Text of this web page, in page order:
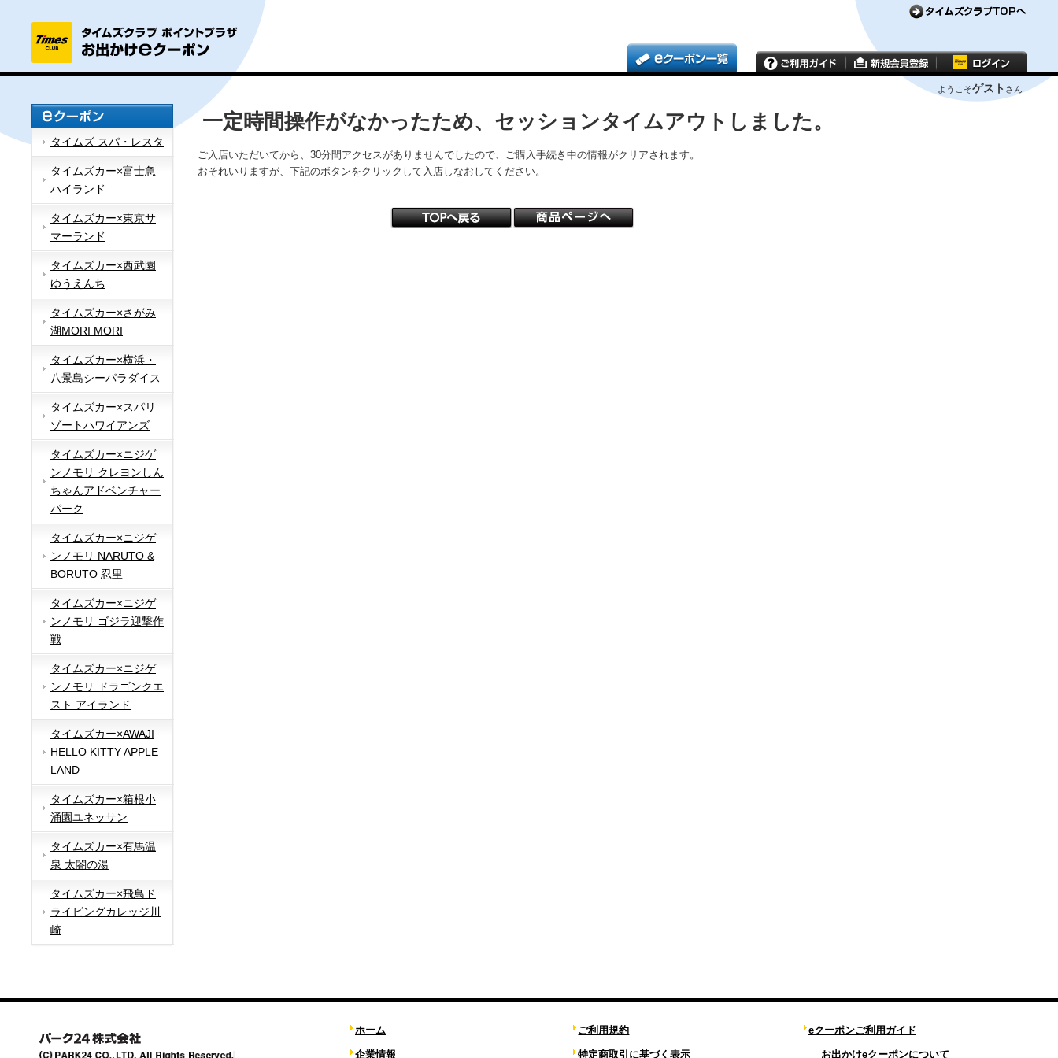
ようこそゲスト さん
タイムズ スパ・レスタ
タイムズカー×富士急
ハイランド
タイムズカー×東京サ
マーランド
タイムズカー×西武園
ゆうえんち
タイムズカー×さがみ
湖MORI MORI
タイムズカー×横浜・
八景島シーパラダイス
タイムズカー×スパリ
ゾートハワイアンズ
タイムズカー×ニジゲ
ンノモリ クレヨンしん
ちゃんアドベンチャー
パーク
タイムズカー×ニジゲ
ンノモリ NARUTO &
BORUTO 忍里
タイムズカー×ニジゲ
ンノモリ ゴジラ迎撃作
戦
タイムズカー×ニジゲ
ンノモリ ドラゴンクエ
スト アイランド
タイムズカー×AWAJI
HELLO KITTY APPLE
LAND
タイムズカー×箱根小
涌園ユネッサン
タイムズカー×有馬温
泉 太閤の湯
タイムズカー×飛鳥ド
ライビングカレッジ川
崎
一定時間操作がなかったため、セッションタイムアウトしました。
ご入店いただいてから、30分間アクセスがありませんでしたので、ご購入手続き中の情報がクリアされます。
おそれいりますが、下記のボタンをクリックして入店しなおしてください。
ホーム
企業情報
ご利用規約
特定商取引に基づく表示
eクーポンご利用ガイド
お出かけeクーポンについて